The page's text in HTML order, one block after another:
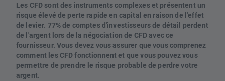
Les CFD sont des instruments complexes et présentent un
risque élevé de perte rapide en capital en raison de l'effet
de levier. 77% de comptes d'investisseurs de détail perdent
de l'argent lors de la négociation de CFD avec ce
fournisseur. Vous devez vous assurer que vous comprenez
comment les CFD fonctionnent et que vous pouvez vous
permettre de prendre le risque probable de perdre votre
argent.